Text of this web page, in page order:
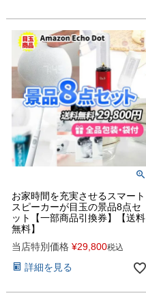
お家時間を充実させるスマート
スピーカーが目玉の景品8点セ
ット【一部商品引換券】【送料
無料】
当店特別価格 ¥29,800税込
詳細を見る